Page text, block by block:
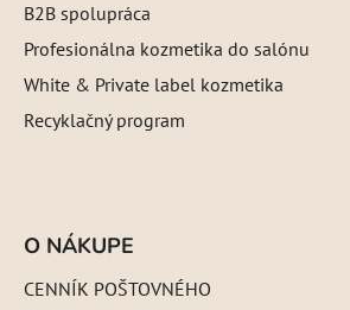
B2B spolupráca
Profesionálna kozmetika do salónu
White & Private label kozmetika
Recyklačný program
O NÁKUPE
CENNÍK POŠTOVNÉHO